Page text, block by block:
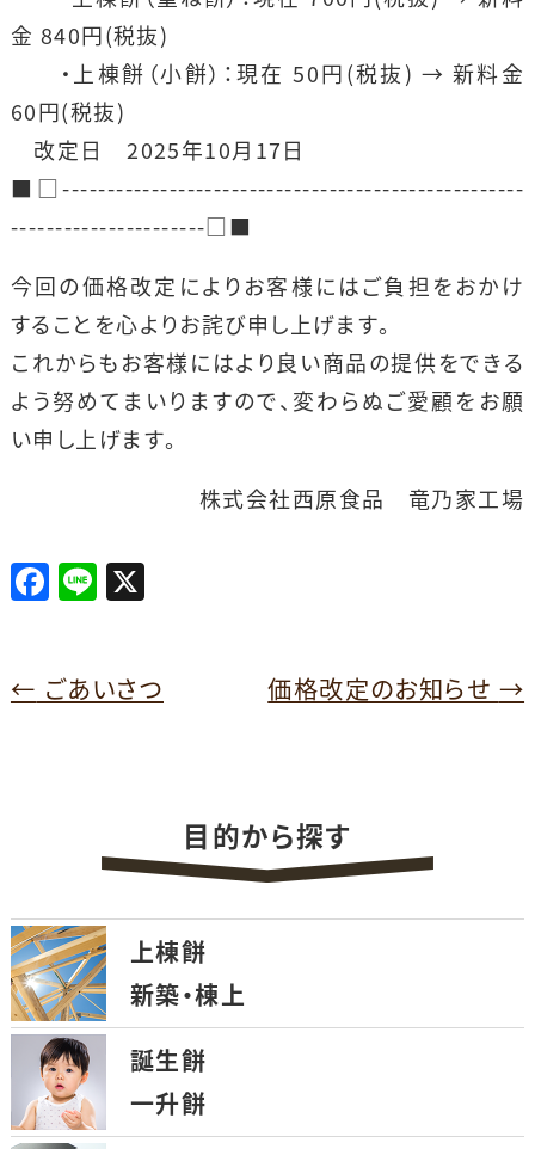
金 840円(税抜)
・上棟餅（小餅）：現在 50円(税抜) → 新料金
60円(税抜)
改定日 2025年10月17日
■□----------------------------------------------------
----------------------□■
今回の価格改定によりお客様にはご負担をおかけ
することを心よりお詫び申し上げます。
これからもお客様にはより良い商品の提供をできる
よう努めてまいりますので、変わらぬご愛顧をお願
い申し上げます。
株式会社西原食品 竜乃家工場
F
a
e
Li
n
X
← ごあいさつ 価格改定のお知らせ →
目的から探す
上棟餅
新築・棟上
誕生餅
一升餅